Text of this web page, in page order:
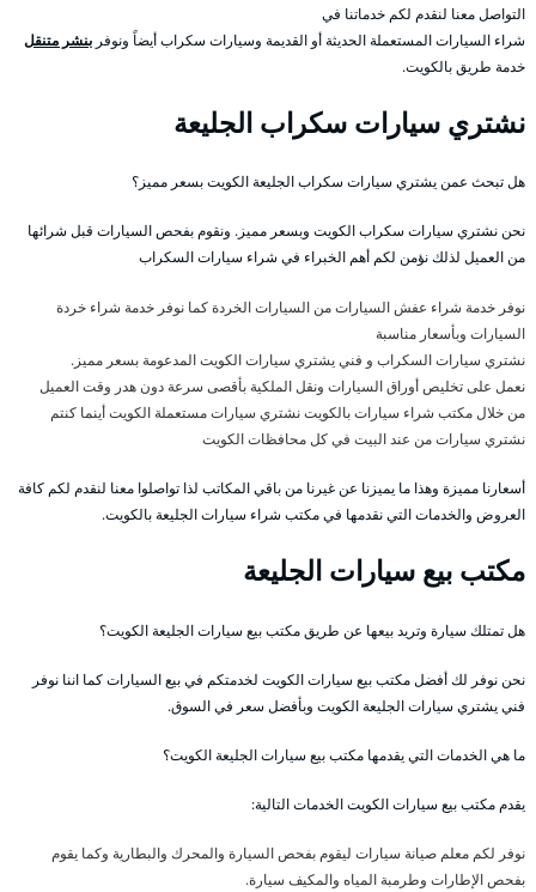
التواصل معنا لنقدم لكم خدماتنا في
شراء السيارات المستعملة الحديثة أو القديمة وسيارات سكراب أيضاً ونوفر بنشر متنقل
خدمة طريق بالكويت.
نشتري سيارات سكراب الجليعة
هل تبحث عمن يشتري سيارات سكراب الجليعة الكويت بسعر مميز؟
نحن نشتري سيارات سكراب الكويت وبسعر مميز. ونقوم بفحص السيارات قبل شرائها
من العميل لذلك نؤمن لكم أهم الخبراء في شراء سيارات السكراب
نوفر خدمة شراء عفش السيارات من السيارات الخردة كما نوفر خدمة شراء خردة
السيارات وبأسعار مناسبة
نشتري سيارات السكراب و فني يشتري سيارات الكويت المدعومة بسعر مميز.
نعمل على تخليص أوراق السيارات ونقل الملكية بأقصى سرعة دون هدر وقت العميل
من خلال مكتب شراء سيارات بالكويت نشتري سيارات مستعملة الكويت أينما كنتم
نشتري سيارات من عند البيت في كل محافظات الكويت
أسعارنا مميزة وهذا ما يميزنا عن غيرنا من باقي المكاتب لذا تواصلوا معنا لنقدم لكم كافة
العروض والخدمات التي نقدمها في مكتب شراء سيارات الجليعة بالكويت.
مكتب بيع سيارات الجليعة
هل تمتلك سيارة وتريد بيعها عن طريق مكتب بيع سيارات الجليعة الكويت؟
نحن نوفر لك أفضل مكتب بيع سيارات الكويت لخدمتكم في بيع السيارات كما اننا نوفر
فني يشتري سيارات الجليعة الكويت وبأفضل سعر في السوق.
ما هي الخدمات التي يقدمها مكتب بيع سيارات الجليعة الكويت؟
يقدم مكتب بيع سيارات الكويت الخدمات التالية:
نوفر لكم معلم صيانة سيارات ليقوم بفحص السيارة والمحرك والبطارية وكما يقوم
بفحص الإطارات وطرمبة المياه والمكيف سيارة.